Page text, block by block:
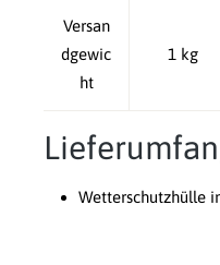
Versan
dgewic
ht
1 kg
Wetterschutzhülle